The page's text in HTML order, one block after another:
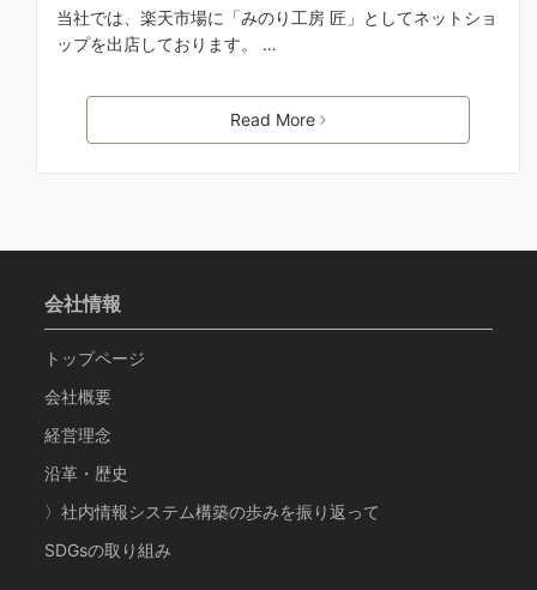
当社では、楽天市場に「みのり工房 匠」としてネットショ
ップを出店しております。 …
Read More
会社情報
トップページ
会社概要
経営理念
沿革・歴史
〉社内情報システム構築の歩みを振り返って
SDGsの取り組み